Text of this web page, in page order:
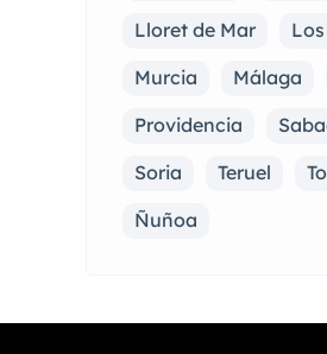
Lloret de Mar
Murcia
Málaga
Providencia
Soria
Teruel
Ñuñoa